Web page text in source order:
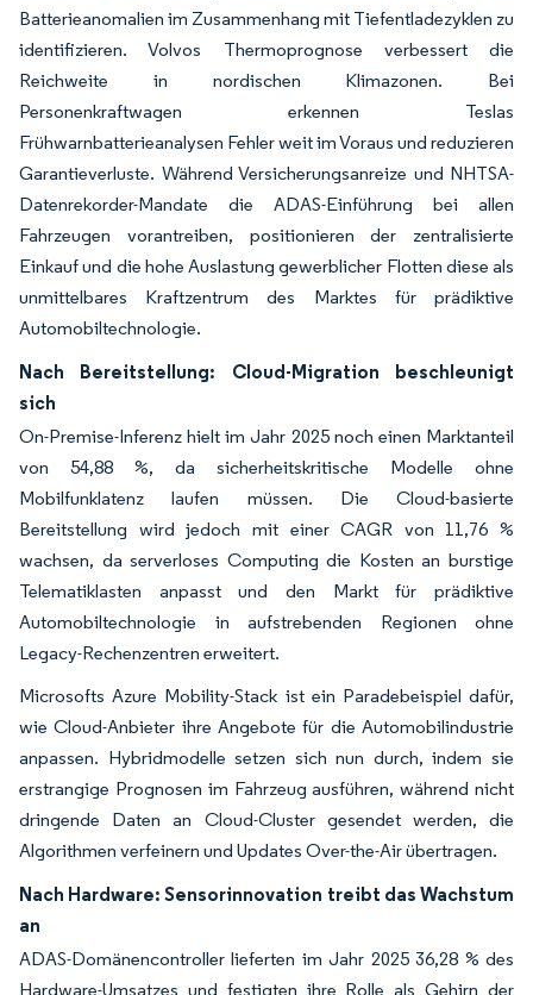
Batterieanomalien im Zusammenhang mit Tiefentladezyklen zu
identifizieren. Volvos Thermoprognose verbessert die
Reichweite in nordischen Klimazonen. Bei
Personenkraftwagen erkennen Teslas
Frühwarnbatterieanalysen Fehler weit im Voraus und reduzieren
Garantieverluste. Während Versicherungsanreize und NHTSA-
Datenrekorder-Mandate die ADAS-Einführung bei allen
Fahrzeugen vorantreiben, positionieren der zentralisierte
Einkauf und die hohe Auslastung gewerblicher Flotten diese als
unmittelbares Kraftzentrum des Marktes für prädiktive
Automobiltechnologie.
Nach Bereitstellung: Cloud-Migration beschleunigt
sich
On-Premise-Inferenz hielt im Jahr 2025 noch einen Marktanteil
von 54,88 %, da sicherheitskritische Modelle ohne
Mobilfunklatenz laufen müssen. Die Cloud-basierte
Bereitstellung wird jedoch mit einer CAGR von 11,76 %
wachsen, da serverloses Computing die Kosten an burstige
Telematiklasten anpasst und den Markt für prädiktive
Automobiltechnologie in aufstrebenden Regionen ohne
Legacy-Rechenzentren erweitert.
Microsofts Azure Mobility-Stack ist ein Paradebeispiel dafür,
wie Cloud-Anbieter ihre Angebote für die Automobilindustrie
anpassen. Hybridmodelle setzen sich nun durch, indem sie
erstrangige Prognosen im Fahrzeug ausführen, während nicht
dringende Daten an Cloud-Cluster gesendet werden, die
Algorithmen verfeinern und Updates Over-the-Air übertragen.
Nach Hardware: Sensorinnovation treibt das Wachstum
an
ADAS-Domänencontroller lieferten im Jahr 2025 36,28 % des
Hardware-Umsatzes und festigten ihre Rolle als Gehirn der